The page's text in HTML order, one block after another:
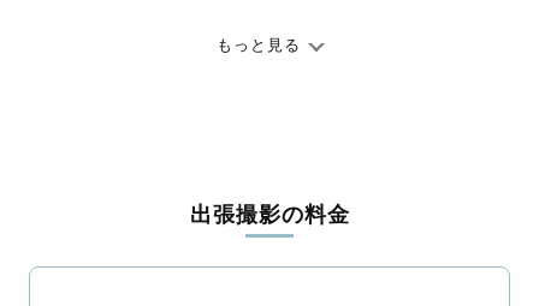
ありのままの空気感を大切に、何十年経っても見返したくなるよ
ィを身につけたプロのカメラマンが全国47都道府県に在籍してい
ます。創業10年のノウハウを活かし、思い出に残る素敵な撮影体
験をお届けします。
もっと見る
出張撮影の料金